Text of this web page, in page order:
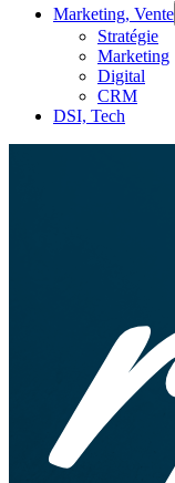
Marketing, Vente
Stratégie
Marketing
Digital
CRM
DSI, Tech